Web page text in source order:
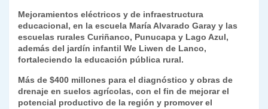
Mejoramientos eléctricos y de infraestructura
educacional, en la escuela María Alvarado Garay y las
escuelas rurales Curiñanco, Punucapa y Lago Azul,
además del jardín infantil We Liwen de Lanco,
fortaleciendo la educación pública rural.
Más de $400 millones para el diagnóstico y obras de
drenaje en suelos agrícolas, con el fin de mejorar el
potencial productivo de la región y promover el